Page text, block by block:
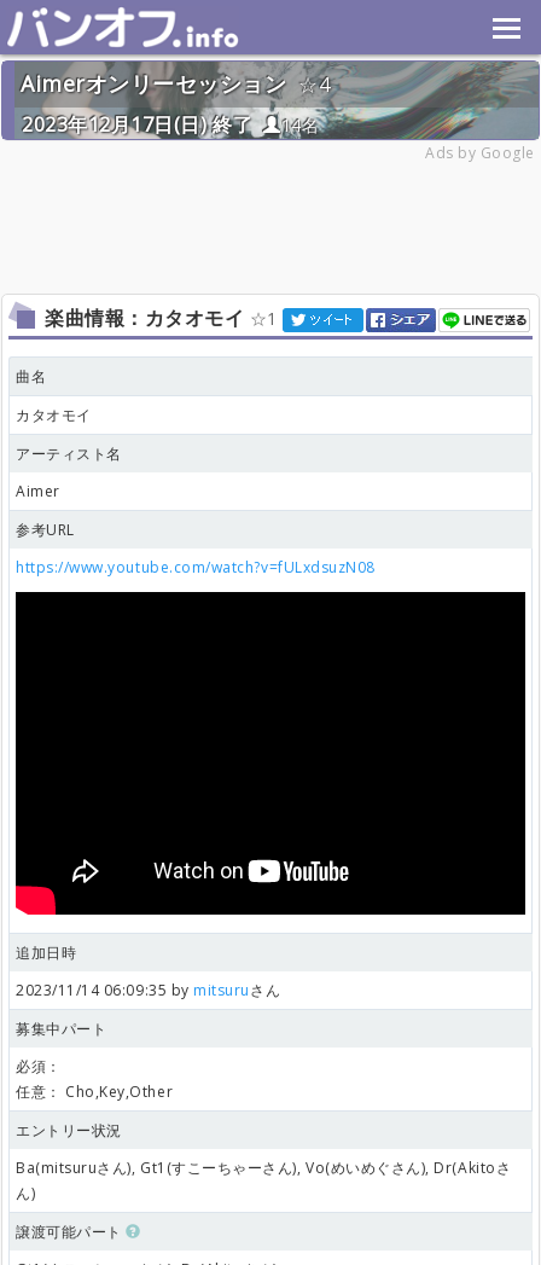
Aimerオンリーセッション
4
2023年12月17日(日) 終了
14名
Ads by Google
楽曲情報：カタオモイ 1
曲名
カタオモイ
アーティスト名
Aimer
参考URL
https://www.youtube.com/watch?v=fULxdsuzN08
追加日時
2023/11/14 06:09:35 by mitsuruさん
募集中パート
必須：
任意： Cho,Key,Other
エントリー状況
Ba(mitsuruさん), Gt1(すこーちゃーさん), Vo(めいめぐさん), Dr(Akitoさ
ん)
譲渡可能パート